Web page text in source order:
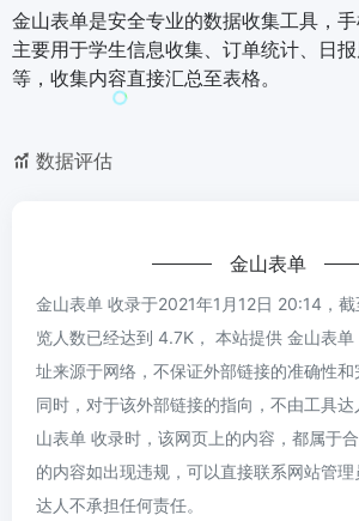
金山表单是安全专业的数据收集工具，手
主要用于学生信息收集、订单统计、日
等，收集内容直接汇总至表格。
数据评估
金山表单
金山表单 收录于2021年1月12日 20:14，
览人数已经达到 4.7K， 本站提供 金山表
址来源于网络，不保证外部链接的准确性和
同时，对于该外部链接的指向，不由工具
山表单 收录时，该网页上的内容，都属于
的内容如出现违规，可以直接联系网站管
达人不承担任何责任。